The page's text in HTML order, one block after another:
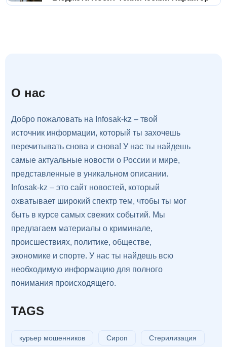
О нас
Добро пожаловать на Infosak-kz – твой
источник информации, который ты захочешь
перечитывать снова и снова! У нас ты найдешь
самые актуальные новости о России и мире,
представленные в уникальном описании.
Infosak-kz – это сайт новостей, который
охватывает широкий спектр тем, чтобы ты мог
быть в курсе самых свежих событий. Мы
предлагаем материалы о криминале,
происшествиях, политике, обществе,
экономике и спорте. У нас ты найдешь всю
необходимую информацию для полного
понимания происходящего.
TAGS
курьер мошенников Сироп Стерилизация